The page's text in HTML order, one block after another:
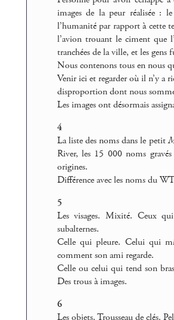
images de la peur réalisée :
l’humanité par rapport à cette
l’avion trouant le ciment que
tranchées de la ville, et les gens
Nous contenons tous en nous
Venir ici et regarder où il n’y a
disproportion dont nous
Les images ont désormais
4
La liste des noms dans le petit
River, les 15 000 noms
origines.
Différence avec les noms du
5
Les visages. Mixité. Ceux
subalternes.
Celle qui pleure. Celui qui
comment son ami regarde.
Celle ou celui qui tend son
Des trous à images.
6
Les objets. Trousseau de clés.